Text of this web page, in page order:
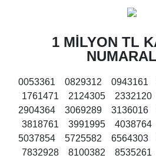
1 MİLYON TL
0053361 0829312 0943161
1761471 2124305
2904364 3069289 3136016
3818761 3991995
5037854 5725582 6564303
7832928 8100382